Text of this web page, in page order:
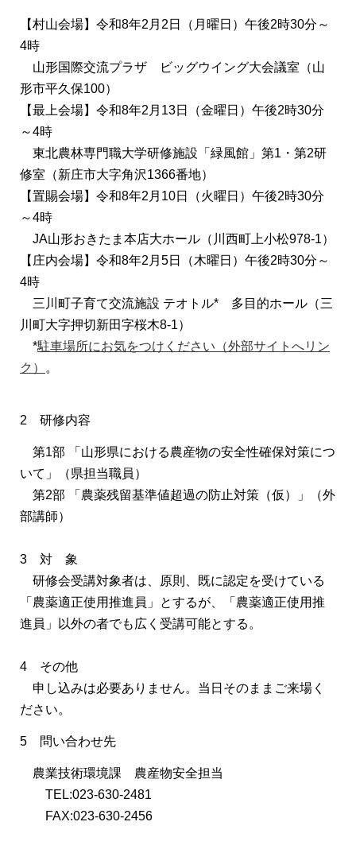
【村山会場】令和8年2月2日（月曜日）午後2時30分～
4時
山形国際交流プラザ ビッグウイング大会議室（山
形市平久保100）
【最上会場】令和8年2月13日（金曜日）午後2時30分
～4時
東北農林専門職大学研修施設「緑風館」第1・第2研
修室（新庄市大字角沢1366番地）
【置賜会場】令和8年2月10日（火曜日）午後2時30分
～4時
JA山形おきたま本店大ホール（川西町上小松978-1）
【庄内会場】令和8年2月5日（木曜日）午後2時30分～
4時
三川町子育て交流施設 テオトル* 多目的ホール（三
川町大字押切新田字桜木8-1）
*駐車場所にお気をつけください（外部サイトへリン
ク）
。
2 研修内容
第1部 「山形県における農産物の安全性確保対策につ
いて」（県担当職員）
第2部 「農薬残留基準値超過の防止対策（仮）」（外
部講師）
3 対 象
研修会受講対象者は、原則、既に認定を受けている
「農薬適正使用推進員」とするが、「農薬適正使用推
進員」以外の者でも広く受講可能とする。
4 その他
申し込みは必要ありません。当日そのままご来場く
ださい。
5 問い合わせ先
農業技術環境課 農産物安全担当
TEL:023-630-2481
FAX:023-630-2456